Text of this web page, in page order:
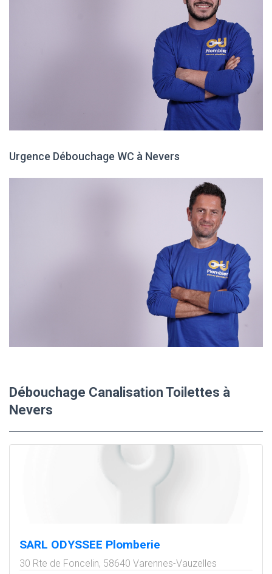
Urgence Débouchage WC à Nevers
Débouchage Canalisation Toilettes à
Nevers
SARL ODYSSEE Plomberie
30 Rte de Foncelin, 58640 Varennes-Vauzelles